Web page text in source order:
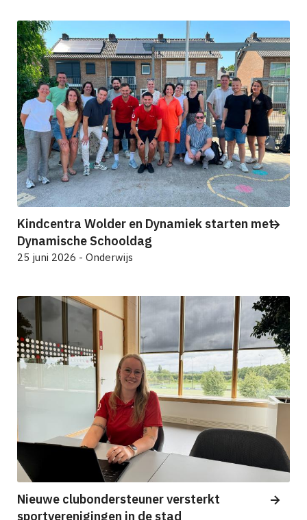
Kindcentra Wolder en Dynamiek starten met
Dynamische Schooldag
25 juni 2026 - Onderwijs
Nieuwe clubondersteuner versterkt
sportverenigingen in de stad